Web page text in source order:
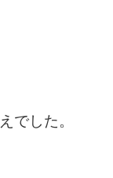
でした。